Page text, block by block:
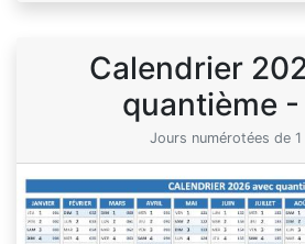
Calendrier
quantième -
Jours numérotées de